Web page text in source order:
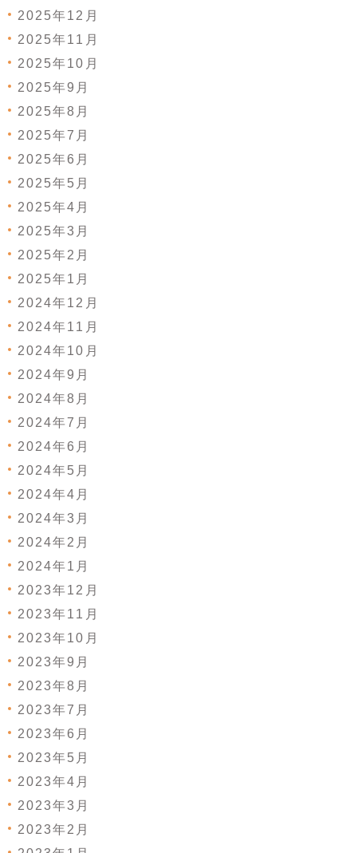
2025年12月
2025年11月
2025年10月
2025年9月
2025年8月
2025年7月
2025年6月
2025年5月
2025年4月
2025年3月
2025年2月
2025年1月
2024年12月
2024年11月
2024年10月
2024年9月
2024年8月
2024年7月
2024年6月
2024年5月
2024年4月
2024年3月
2024年2月
2024年1月
2023年12月
2023年11月
2023年10月
2023年9月
2023年8月
2023年7月
2023年6月
2023年5月
2023年4月
2023年3月
2023年2月